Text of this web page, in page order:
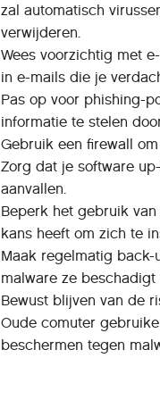
zal automatisch
verwijderen.
Wees voorzichtig met
in e-mails die je
Pas op voor phishing-
informatie te stelen
Gebruik een firewall
Zorg dat je software
aanvallen.
Beperk het gebruik
kans heeft om zich te
Maak regelmatig
malware ze
Bewust blijven van de
Oude comuter
beschermen tegen